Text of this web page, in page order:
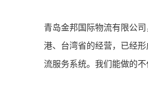
青岛金邦国际物流有限公
港、台湾省的经营，已经
流服务系统。我们能做的